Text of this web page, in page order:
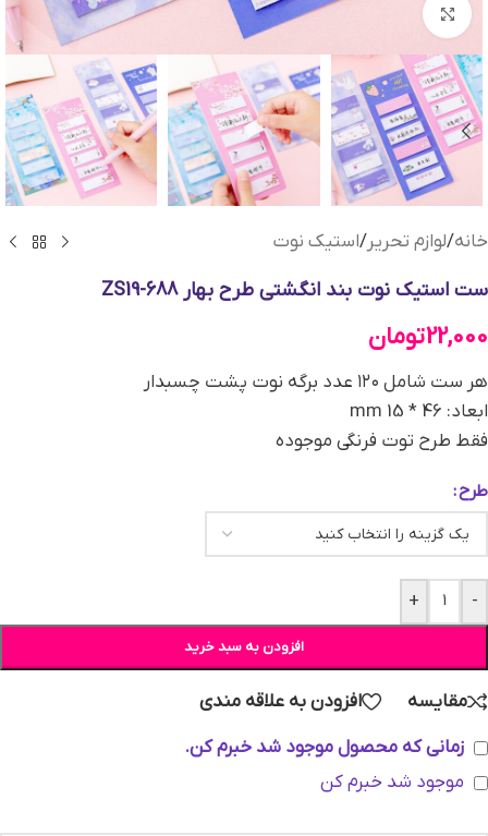
بزرگنمایی تصویر
خانه/لوازم تحریر/استیک نوت
ست استیک نوت بند انگشتی طرح بهار ZS19-688
22,000تومان
هر ست شامل ۱۲۰ عدد برگه نوت پشت چسبدار
ابعاد: 46 * 15 mm
فقط طرح توت فرنگی موجوده
طرح
-
+
افزودن به سبد خرید
مقایسه
افزودن به علاقه مندی
زمانی که محصول موجود شد خبرم کن.
موجود شد خبرم کن